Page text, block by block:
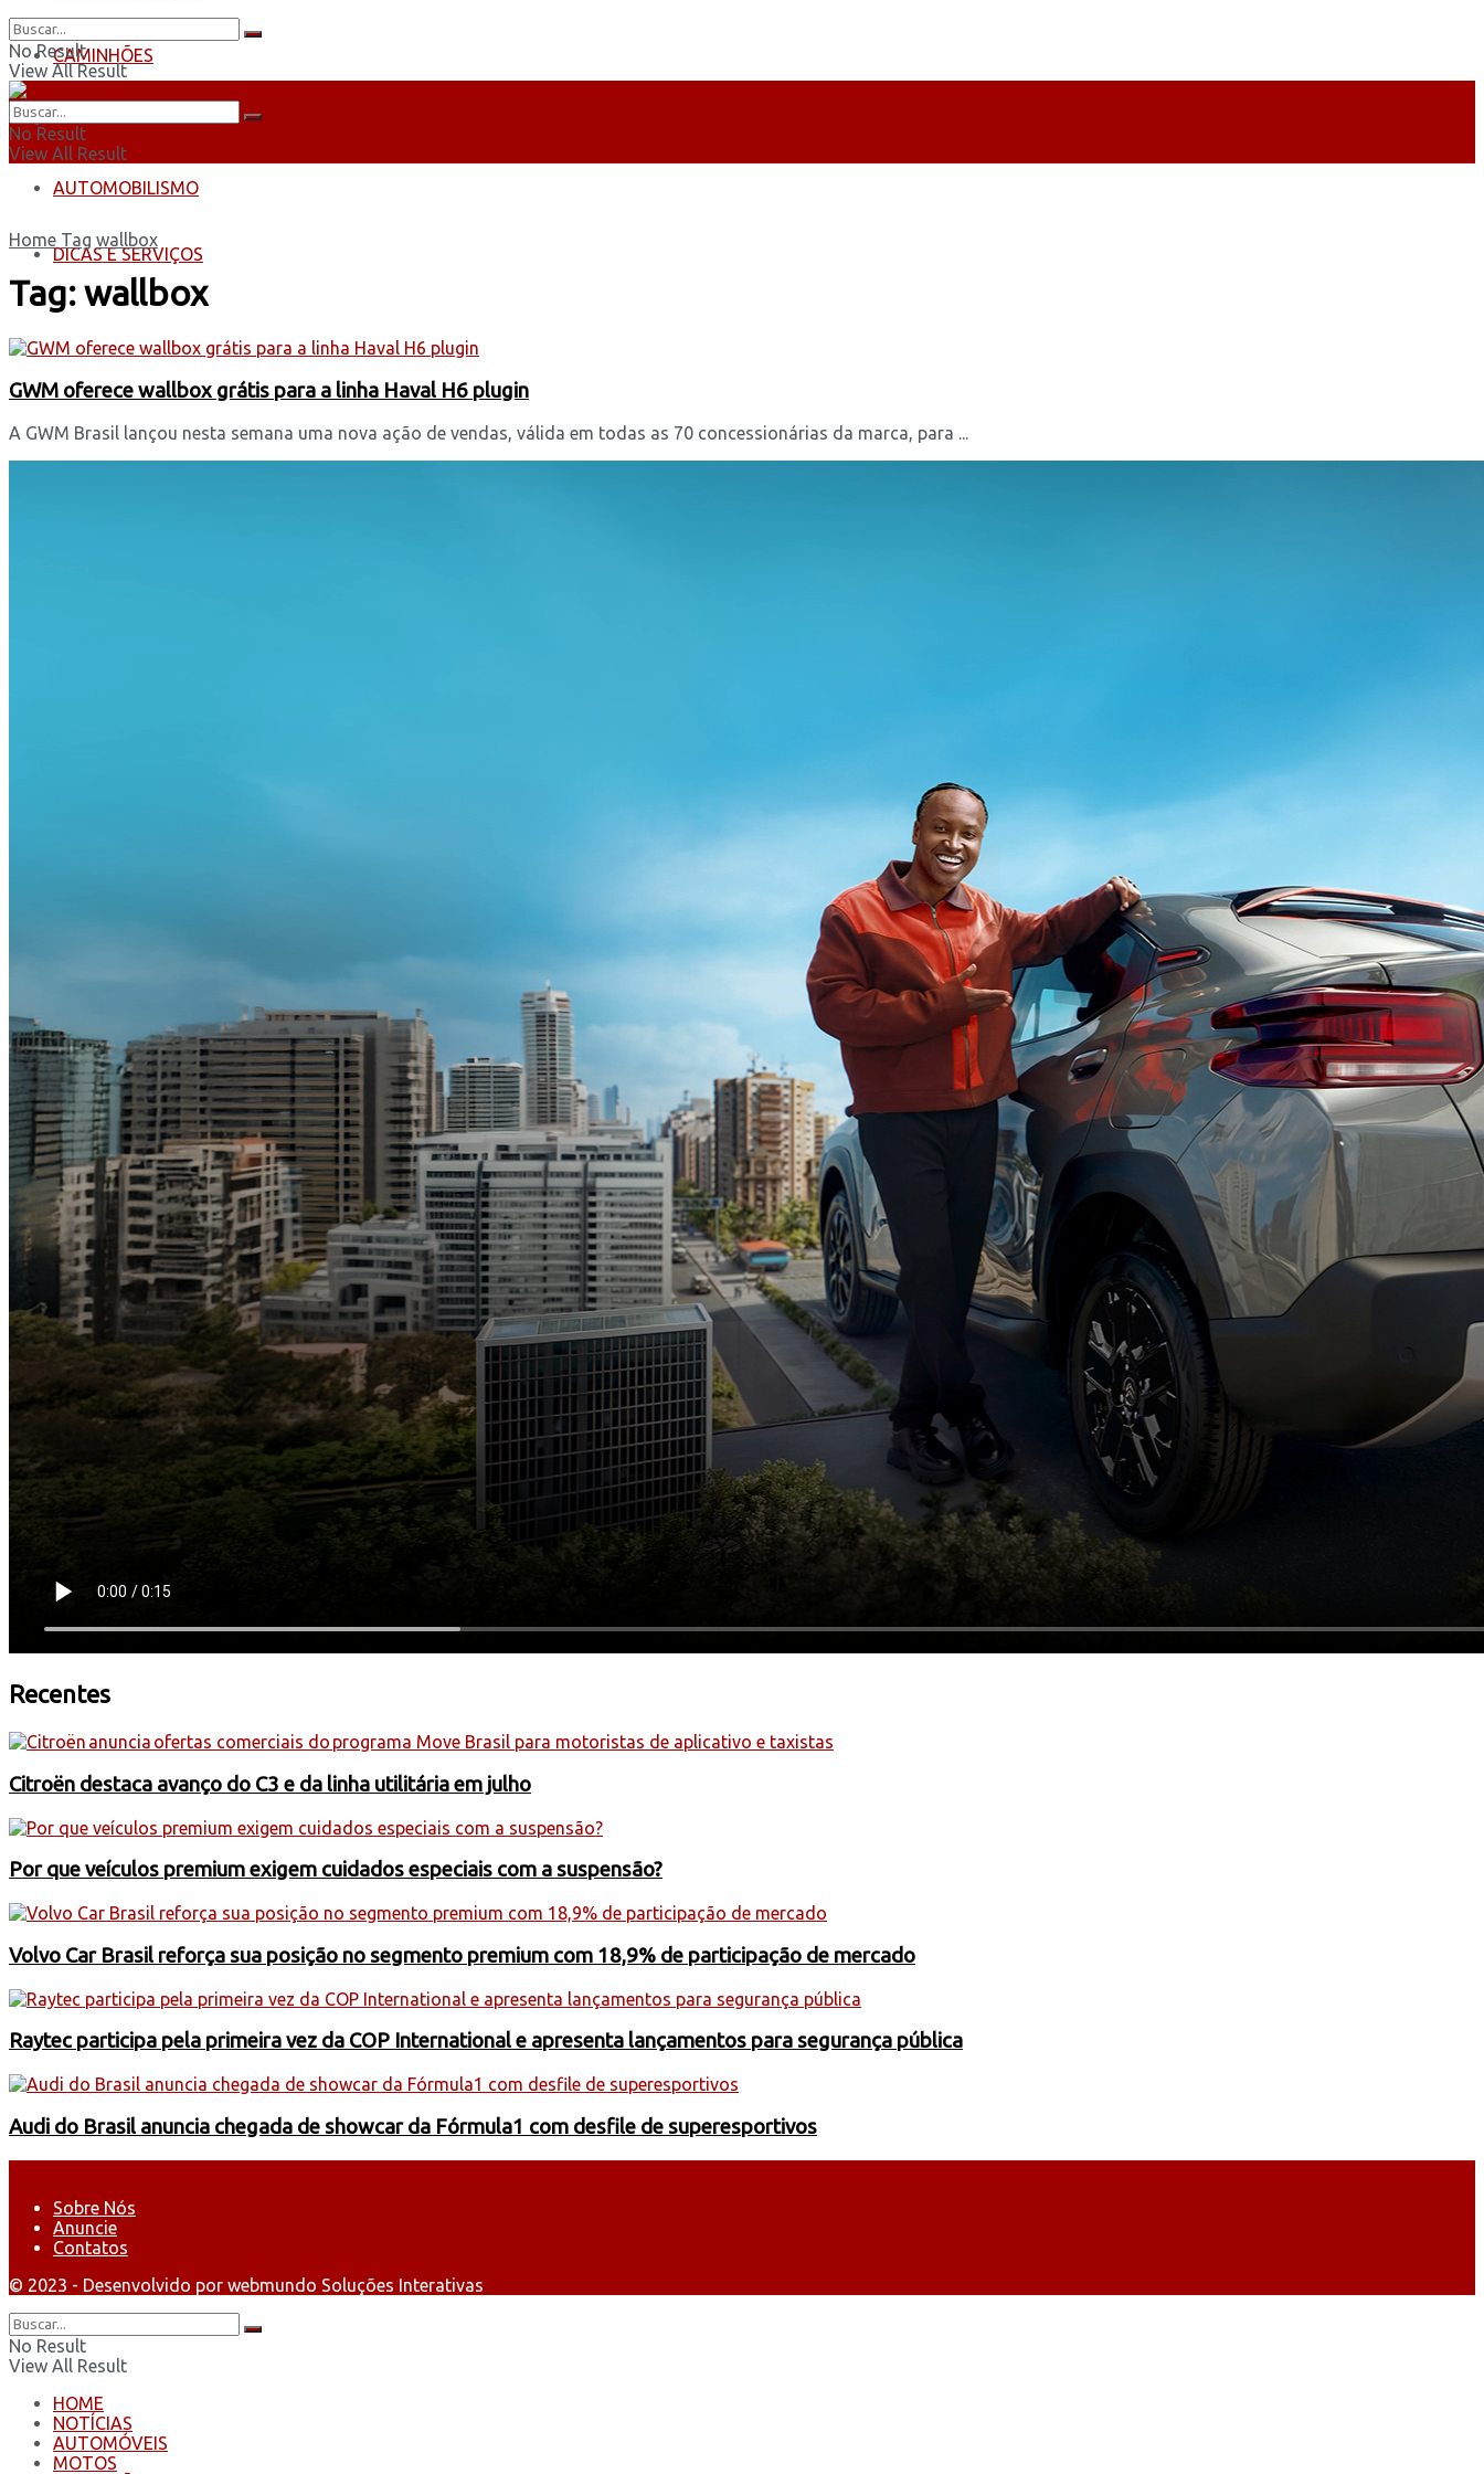
CAMINHÕES
ÔNIBUS
AUTOMOBILISMO
DICAS E SERVIÇOS
No Result
View All Result
No Result
View All Result
Home Tag wallbox
Tag:wallbox
GWM oferece wallbox grátis para a linha Haval H6 plugin
A GWM Brasil lançou nesta semana uma nova ação de vendas, válida em todas as 70 concessionárias da marca, para ...
Recentes
Citroën destaca avanço do C3 e da linha utilitária em julho
Por que veículos premium exigem cuidados especiais com a suspensão?
Volvo Car Brasil reforça sua posição no segmento premium com 18,9% de participação de mercado
Raytec participa pela primeira vez da COP International e apresenta lançamentos para segurança pública
Audi do Brasil anuncia chegada de showcar da Fórmula1 com desfile de superesportivos
Sobre Nós
Anuncie
Contatos
© 2023 - Desenvolvido por webmundo Soluções Interativas
No Result
View All Result
HOME
NOTÍCIAS
AUTOMÓVEIS
MOTOS